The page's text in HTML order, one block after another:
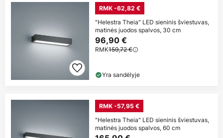
RMK -62,82 €
"Helestra Theia" LED sieninis šviestuvas,
matinės juodos spalvos, 30 cm
96,90 €
RMK159,72 €
Yra sandėlyje
RMK -57,95 €
"Helestra Theia" LED sieninis šviestuvas,
matinės juodos spalvos, 60 cm